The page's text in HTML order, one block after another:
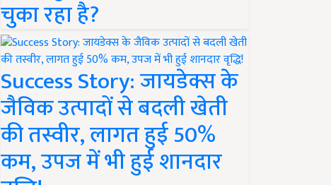
चुका रहा है?
Success Story: जायडेक्स के
जैविक उत्पादों से बदली खेती
की तस्वीर, लागत हुई 50%
कम, उपज में भी हुई शानदार